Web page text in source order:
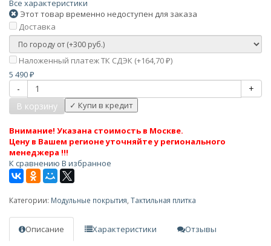
Все характеристики
Этот товар временно недоступен для заказа
Доставка
Наложенный платеж ТК СДЭК (+164,70 ₽)
5 490 ₽
-
+
В корзину
Внимание! Указана стоимость в Москве.
Цену в Вашем регионе уточняйте у регионального
менеджера !!!
К сравнению В избранное
Категории: Модульные покрытия Тактильная плитка
Описание Характеристики Отзывы